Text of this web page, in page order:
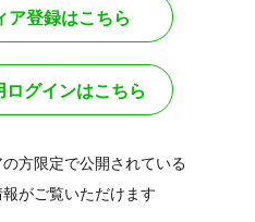
ア登録はこちら
ログインはこちら
方限定で公開されている
がご覧いただけます